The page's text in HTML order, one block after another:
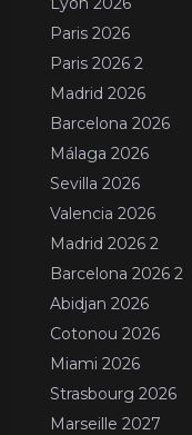
Paris 2026
Paris 2026 2
Madrid 2026
Barcelona 2026
Málaga 2026
Sevilla 2026
Valencia 2026
Madrid 2026 2
Barcelona 2026 2
Abidjan 2026
Cotonou 2026
Miami 2026
Strasbourg 2026
Marseille 2027